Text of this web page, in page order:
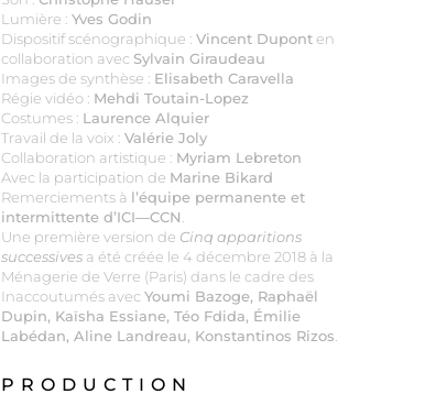
Lumière :Yves Godin
Dispositif scénographique :Vincent Dupont en
collaboration avec Sylvain Giraudeau
Images de synthèse : Elisabeth Caravella
Régie vidéo : Mehdi Toutain-Lopez
Costumes : Laurence Alquier
Travail de la voix :Valérie Joly
Collaboration artistique : Myriam Lebreton
Avec la participation de Marine Bikard
Remerciements à l’équipe permanente et
intermittente d’ICI—CCN .
Une première version de Cinq apparitions
successives a été créée le 4 décembre 2018 à la
Ménagerie de Verre (Paris) dans le cadre des
Inaccoutumés avecYoumi Bazoge, Raphaël
Dupin, Kaïsha Essiane, Téo Fdida, Émilie
Labédan, Aline Landreau, Konstantinos Rizos.
PRODUCTION